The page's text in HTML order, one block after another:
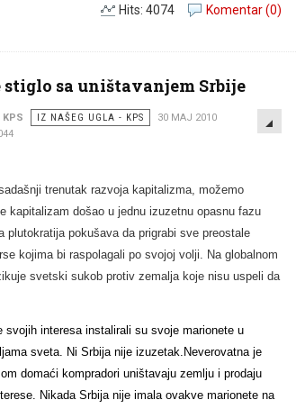
Komentar (0)
Hits: 4074
stiglo sa uništavanjem Srbije
KPS IZ NAŠEG UGLA - KPS
30 MAJ 2010
EMPTY
trenutak razvoja kapitalizma, možemo
kapitalizam došao u jednu izuzetnu opasnu fazu
plutokratija pokušava da prigrabi sve preostale
kojima bi raspolagali po svojoj volji. Na globalnom
svetski sukob protiv zemalja koje nisu uspeli da
svojih interesa instalirali su svoje marionete u
sveta. Ni Srbija nije izuzetak.Neverovatna je
domaći kompradori uništavaju zemlju i prodaju
Nikada Srbija nije imala ovakve marionete na